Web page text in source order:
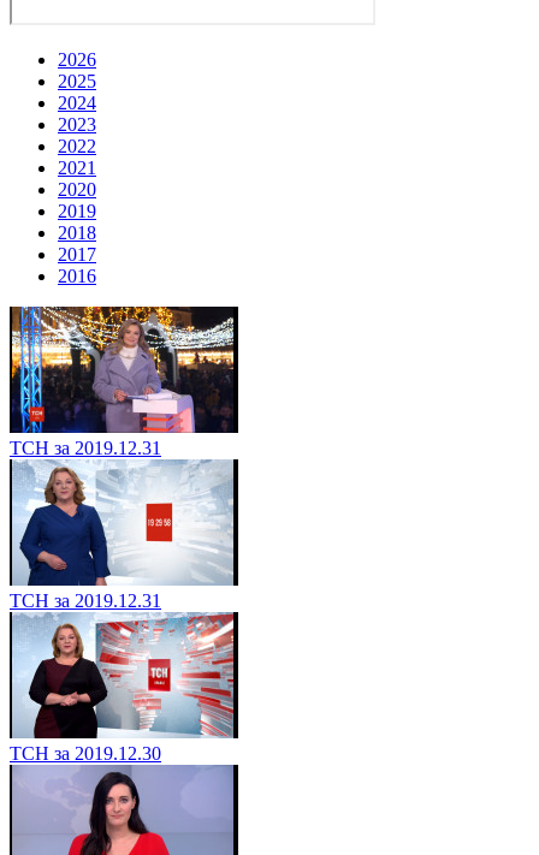
2026
2025
2024
2023
2022
2021
2020
2019
2018
2017
2016
ТСН за 2019.12.31
ТСН за 2019.12.31
ТСН за 2019.12.30